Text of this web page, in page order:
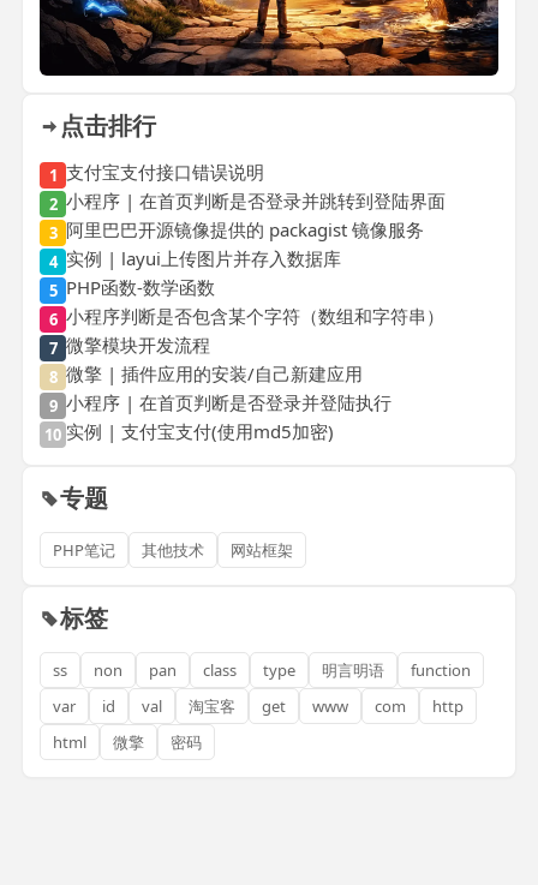
点击排行
1 支付宝支付接口错误说明
2 小程序 | 在首页判断是否登录并跳转到登陆界面
3 阿里巴巴开源镜像提供的 packagist 镜像服务
4 实例 | layui上传图片并存入数据库
5 PHP函数-数学函数
6 小程序判断是否包含某个字符（数组和字符串）
7 微擎模块开发流程
8 微擎 | 插件应用的安装/自己新建应用
9 小程序 | 在首页判断是否登录并登陆执行
10 实例 | 支付宝支付(使用md5加密)
专题
PHP笔记 其他技术 网站框架
标签
ss non pan class type 明言明语
function
var
id val 淘宝客 get www com
http
html
微擎 密码